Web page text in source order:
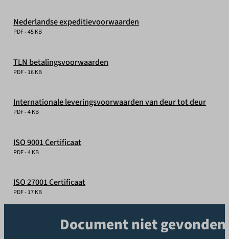
Nederlandse expeditievoorwaarden
PDF - 45 KB
TLN betalingsvoorwaarden
PDF - 16 KB
Internationale leveringsvoorwaarden van deur tot deur
PDF - 4 KB
ISO 9001 Certificaat
PDF - 4 KB
ISO 27001 Certificaat
PDF - 17 KB
Document niet